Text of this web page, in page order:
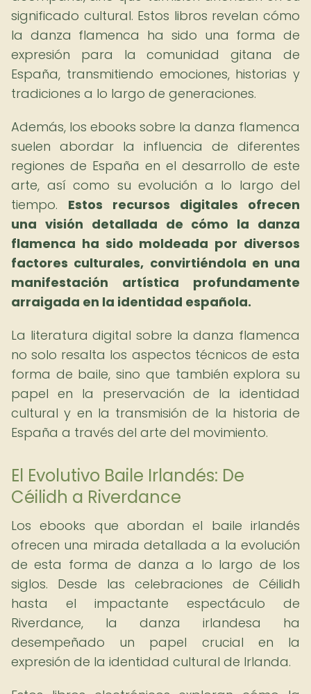
significado cultural. Estos libros revelan cómo
la danza flamenca ha sido una forma de
expresión para la comunidad gitana de
España, transmitiendo emociones, historias y
tradiciones a lo largo de generaciones.
Además, los ebooks sobre la danza flamenca
suelen abordar la influencia de diferentes
regiones de España en el desarrollo de este
arte, así como su evolución a lo largo del
tiempo. Estos recursos digitales ofrecen
una visión detallada de cómo la danza
flamenca ha sido moldeada por diversos
factores culturales, convirtiéndola en una
manifestación artística profundamente
arraigada en la identidad española.
La literatura digital sobre la danza flamenca
no solo resalta los aspectos técnicos de esta
forma de baile, sino que también explora su
papel en la preservación de la identidad
cultural y en la transmisión de la historia de
España a través del arte del movimiento.
El Evolutivo Baile Irlandés: De
Céilidh a Riverdance
Los ebooks que abordan el baile irlandés
ofrecen una mirada detallada a la evolución
de esta forma de danza a lo largo de los
siglos. Desde las celebraciones de Céilidh
hasta el impactante espectáculo de
Riverdance, la danza irlandesa ha
desempeñado un papel crucial en la
expresión de la identidad cultural de Irlanda.